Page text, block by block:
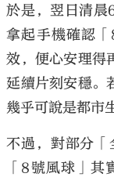
於是，翌日清晨
拿起手機確認
效，便心安理得
延續片刻安穩。
幾乎可說是都市
不過，對部分
「8號風球」